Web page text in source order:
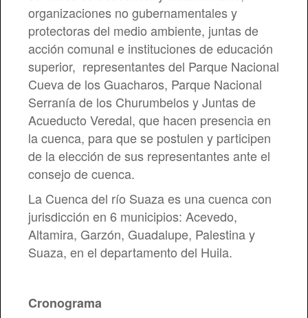
organizaciones no gubernamentales y
protectoras del medio ambiente, juntas de
acción comunal e instituciones de educación
superior, representantes del Parque Nacional
Cueva de los Guacharos, Parque Nacional
Serranía de los Churumbelos y Juntas de
Acueducto Veredal, que hacen presencia en
la cuenca, para que se postulen y participen
de la elección de sus representantes ante el
consejo de cuenca.
La Cuenca del río Suaza es una cuenca con
jurisdicción en 6 municipios: Acevedo,
Altamira, Garzón, Guadalupe, Palestina y
Suaza, en el departamento del Huila.
Cronograma